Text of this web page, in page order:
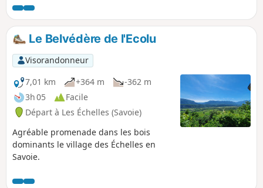
les grottes (sur le site touristique des
Grottes).
Le Belvédère de l'Ecolu
Visorandonneur
7,01 km
+364 m
-362 m
3h 05
Facile
Départ à Les Échelles (Savoie)
Agréable promenade dans les bois
dominants le village des Échelles en
Savoie.